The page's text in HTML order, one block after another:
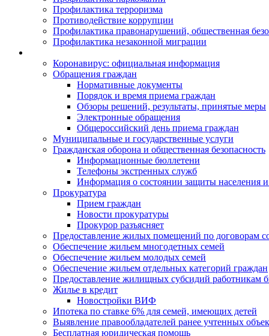
Профилактика терроризма
Противодействие коррупции
Профилактика правонарушений, общественная
Профилактика незаконной миграции
Коронавирус: официальная информация
Обращения граждан
Нормативные документы
Порядок и время приема граждан
Обзоры решений, результаты, принятые меры
Электронные обращения
Общероссийский день приема граждан
Муниципальные и государственные услуги
Гражданская оборона и общественная безопасность
Информационные бюллетени
Телефоны экстренных служб
Информация о состоянии защиты населения
Прокуратура
Прием граждан
Новости прокуратуры
Прокурор разъясняет
Предоставление жилых помещений по договорам
Обеспечение жильем многодетных семей
Обеспечение жильем молодых семей
Обеспечение жильем отдельных категорий граждан
Предоставление жилищных субсидий работникам
Жилье в кредит
Новостройки ВИФ
Ипотека по ставке 6% для семей, имеющих детей
Выявление правообладателей ранее учтенных
Бесплатная юридическая помощь